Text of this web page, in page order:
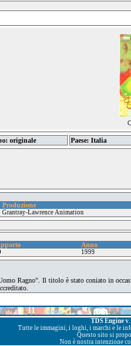
originale
Paese: Italia
Produzione
Grantray-Lawrence Animation
Anno
1999
Ragno". Il titolo è stato coniato in
TDS Engine
Tutte le immagini, i loghi, i marchi e le
Questo sito si
Non è nostra intenzione